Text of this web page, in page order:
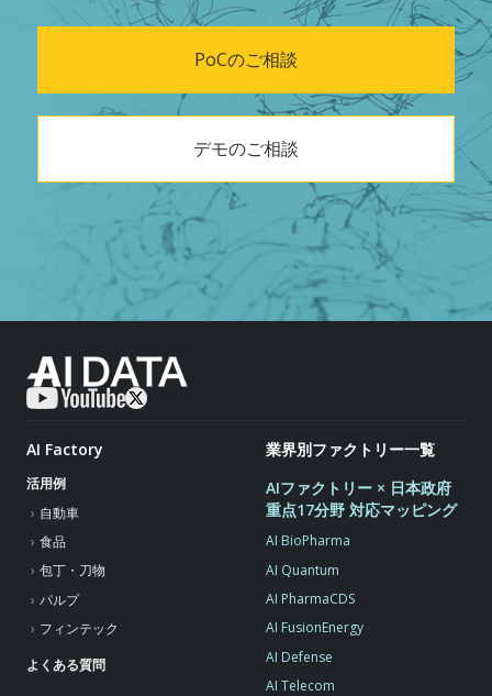
PoCのご相談
デモのご相談
AI Factory
活用例
自動車
食品
包丁・刀物
パルプ
フィンテック
よくある質問
業界別ファクトリー一覧
AIファクトリー × 日本政府
重点17分野 対応マッピング
AI BioPharma
AI Quantum
AI PharmaCDS
AI FusionEnergy
AI Defense
AI Telecom